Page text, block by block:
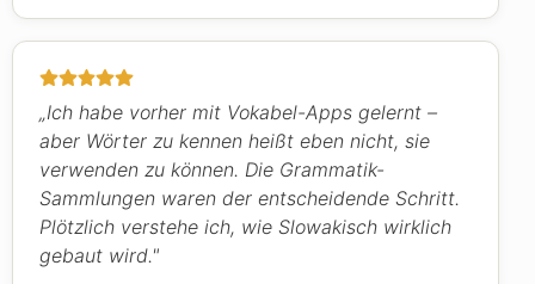
„Ich habe vorher mit Vokabel-Apps gelernt –
aber Wörter zu kennen heißt eben nicht, sie
verwenden zu können. Die Grammatik-
Sammlungen waren der entscheidende Schritt.
Plötzlich verstehe ich, wie Slowakisch wirklich
gebaut wird."